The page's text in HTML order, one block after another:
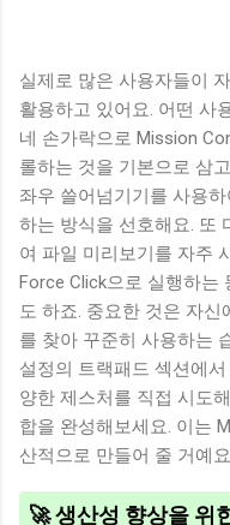
실제로 많은 사용자들이
활용하고 있어요. 어떤 사
네 손가락으로 Mission
롤하는 것을 기본으로 삼
좌우 쓸어넘기기를 사용
하는 방식을 선호해요. 또
여 파일 미리보기를 자주
Force Click으로 실행하는
도 하죠. 중요한 것은 자
를 찾아 꾸준히 사용하는
설정의 트랙패드 섹션에
양한 제스처를 직접 시도
합을 완성해보세요. 이는
산적으로 만들어 줄 거예
🚀 생산성 향상을 위